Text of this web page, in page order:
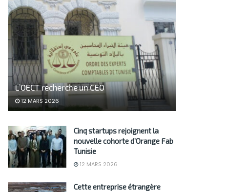
L’OECT recherche un CEO
12 MARS 2026
Cinq startups rejoignent la
nouvelle cohorte d’Orange Fab
Tunisie
12 MARS 2026
Cette entreprise étrangère